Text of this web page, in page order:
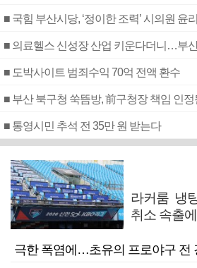
■ 의료헬스 신성장 산업 키운다더니…부
■ 도박사이트 범죄수익 70억 전액 환수
■ 부산 북구청 쑥뜸방, 前구청장 책임 인정
■ 통영시민 추석 전 35만 원 받는다
라커룸 냉
취소 속출
극한 폭염에…초유의 프로야구 전